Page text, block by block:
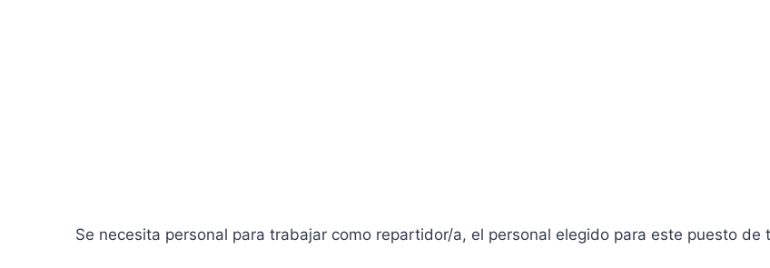
Se necesita personal para trabajar como repartidor/a, el personal elegido para este puesto